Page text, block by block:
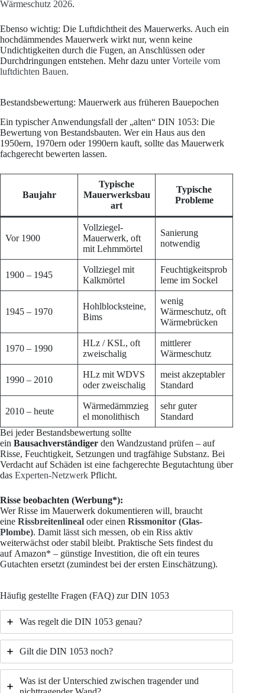
Wärmeschutz 2026.
Ebenso wichtig: Die Luftdichtheit des Mauerwerks. Auch ein
hochdämmendes Mauerwerk wirkt nur, wenn keine
Undichtigkeiten durch die Fugen, an Anschlüssen oder
Durchdringungen entstehen. Mehr dazu unterVorteile vom
luftdichten Bauen.
Bestandsbewertung: Mauerwerk aus früheren Bauepochen
Ein typischer Anwendungsfall der „alten“ DIN 1053: Die
Bewertung von Bestandsbauten. Wer ein Haus aus den
1950ern, 1970ern oder 1990ern kauft, sollte das Mauerwerk
fachgerecht bewerten lassen.
Baujahr
Typische
Mauerwerksbau
art
Typische
Probleme
Vor 1900
Vollziegel-
Mauerwerk, oft
mit Lehmmörtel
Sanierung
notwendig
1900 – 1945
Vollziegel mit
Kalkmörtel
Feuchtigkeitsprob
leme im Sockel
1945 – 1970
Hohlblocksteine,
Bims
wenig
Wärmeschutz, oft
Wärmebrücken
1970 – 1990
HLz / KSL, oft
zweischalig
mittlerer
Wärmeschutz
1990 – 2010
HLz mit WDVS
oder zweischalig
meist akzeptabler
Standard
2010 – heute
Wärmedämmzieg
el monolithisch
sehr guter
Standard
Bei jeder Bestandsbewertung sollte
ein Bausachverständiger den Wandzustand prüfen – auf
Risse, Feuchtigkeit, Setzungen und tragfähige Substanz. Bei
Verdacht auf Schäden ist eine fachgerechte Begutachtung über
das Experten-Netzwerk Pflicht.
Risse beobachten (Werbung*):
Wer Risse im Mauerwerk dokumentieren will, braucht
eine Rissbreitenlineal oder einen Rissmonitor (Glas-
Plombe). Damit lässt sich messen, ob ein Riss aktiv
weiterwächst oder stabil bleibt. Praktische Sets findest du
auf Amazon* – günstige Investition, die oft ein teures
Gutachten ersetzt (zumindest bei der ersten Einschätzung).
Häufig gestellte Fragen (FAQ) zur DIN 1053
Was regelt die DIN 1053 genau?
Gilt die DIN 1053 noch?
Was ist der Unterschied zwischen tragender und